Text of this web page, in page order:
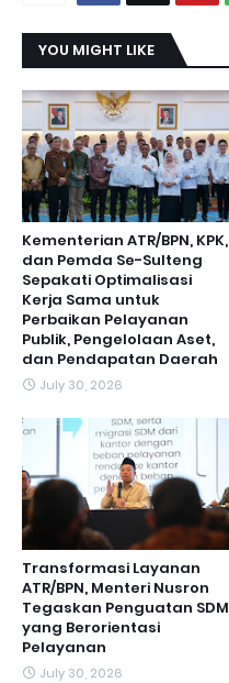
YOU MIGHT LIKE
Kementerian ATR/BPN, KPK,
dan Pemda Se-Sulteng
Sepakati Optimalisasi
Kerja Sama untuk
Perbaikan Pelayanan
Publik, Pengelolaan Aset,
dan Pendapatan Daerah
July 30, 2026
Transformasi Layanan
ATR/BPN, Menteri Nusron
Tegaskan Penguatan SDM
yang Berorientasi
Pelayanan
July 30, 2026